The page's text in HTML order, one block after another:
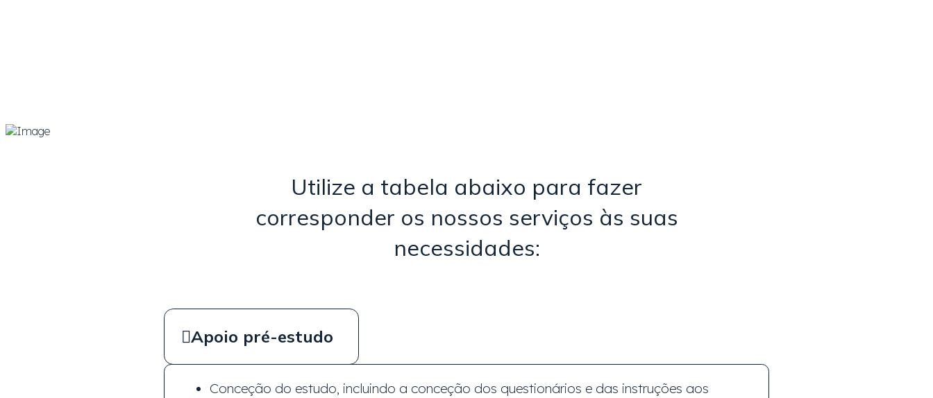
Utilize a tabela abaixo para fazer
corresponder os nossos serviços às suas
necessidades:
Apoio pré-estudo
Conceção do estudo, incluindo a conceção dos questionários e das instruções aos